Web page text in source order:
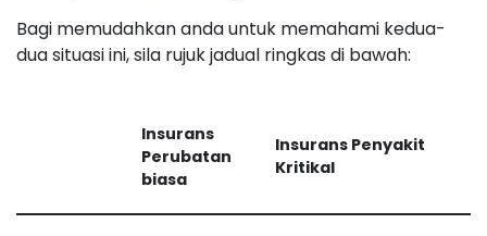
Bagi memudahkan anda untuk memahami kedua-
dua situasi ini, sila rujuk jadual ringkas di bawah:
Insurans
Perubatan
biasa
Insurans Penyakit
Kritikal